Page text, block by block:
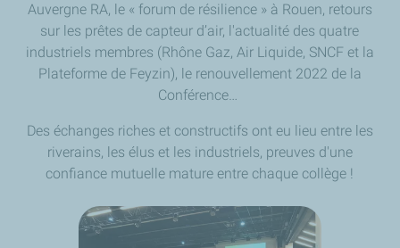
Auvergne RA, le « forum de résilience » à Rouen, retours
sur les prêtes de capteur d’air, l'actualité des quatre
industriels membres (Rhône Gaz, Air Liquide, SNCF et la
Plateforme de Feyzin), le renouvellement 2022 de la
Conférence…
Des échanges riches et constructifs ont eu lieu entre les
riverains, les élus et les industriels, preuves d'une
confiance mutuelle mature entre chaque collège !